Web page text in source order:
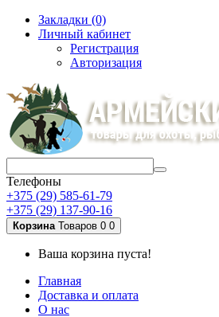
Закладки (0)
Личный кабинет
Регистрация
Авторизация
Телефоны
+375 (29) 585-61-79
+375 (29) 137-90-16
Корзина Товаров 0 0
Ваша корзина пуста!
Главная
Доставка и оплата
О нас